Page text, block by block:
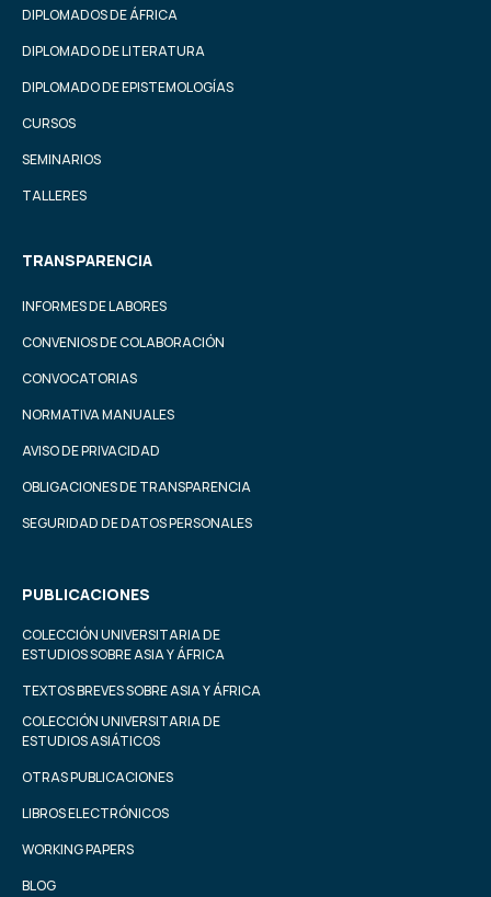
DIPLOMADOS DE ÁFRICA
DIPLOMADO DE LITERATURA
DIPLOMADO DE EPISTEMOLOGÍAS
CURSOS
SEMINARIOS
TALLERES
TRANSPARENCIA
INFORMES DE LABORES
CONVENIOS DE COLABORACIÓN
CONVOCATORIAS
NORMATIVA MANUALES
AVISO DE PRIVACIDAD
OBLIGACIONES DE TRANSPARENCIA
SEGURIDAD DE DATOS PERSONALES
PUBLICACIONES
COLECCIÓN UNIVERSITARIA DE
ESTUDIOS SOBRE ASIA Y ÁFRICA
TEXTOS BREVES SOBRE ASIA Y ÁFRICA
COLECCIÓN UNIVERSITARIA DE
ESTUDIOS ASIÁTICOS
OTRAS PUBLICACIONES
LIBROS ELECTRÓNICOS
WORKING PAPERS
BLOG